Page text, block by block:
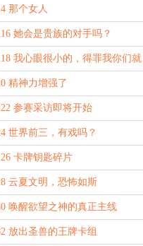
那个女人
她会是贵族的对手吗？
我心眼很小的，得罪我你们就
有好日子过。
精神力增强了
参赛采访即将开始
世界前三，有戏吗？
卡牌钥匙碎片
云夏文明，恐怖如斯
唤醒欲望之神的真正主线
放出圣兽的王牌卡组